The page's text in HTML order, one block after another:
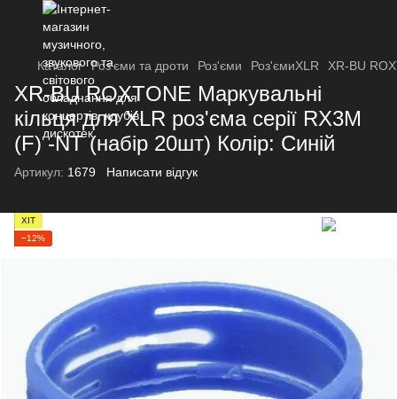
Каталог Роз'єми та дроти Роз'єми Роз'ємиXLR XR-BU
XR-BU ROXTONE Маркувальні
кільця для XLR роз'єма серії RX3M
(F) -NT (набір 20шт) Колір: Синій
Артикул: 1679 Написати відгук
ХІТ
−12%